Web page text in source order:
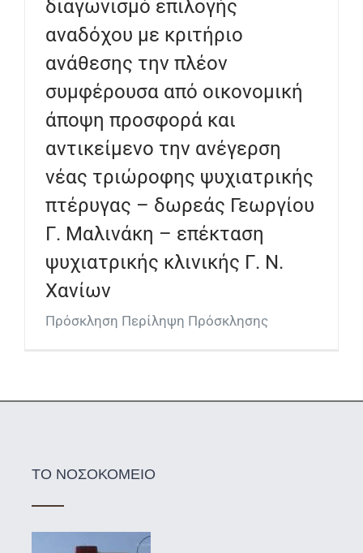
διαγωνισμό επιλογής
αναδόχου με κριτήριο
ανάθεσης την πλέον
συμφέρουσα από οικονομική
άποψη προσφορά και
αντικείμενο την ανέγερση
νέας τριώροφης ψυχιατρικής
πτέρυγας – δωρεάς Γεωργίου
Γ. Μαλινάκη – επέκταση
ψυχιατρικής κλινικής Γ. Ν.
Χανίων
Πρόσκληση Περίληψη Πρόσκλησης
ΤΟ ΝΟΣΟΚΟΜΕΙΟ